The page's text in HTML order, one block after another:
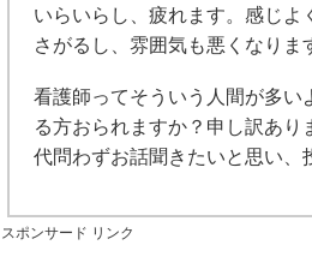
いらいらし、疲れます。感じ
さがるし、雰囲気も悪くなりま
看護師ってそういう人間が多い
る方おられますか？申し訳あ
代問わずお話聞きたいと思い、
スポンサード リンク